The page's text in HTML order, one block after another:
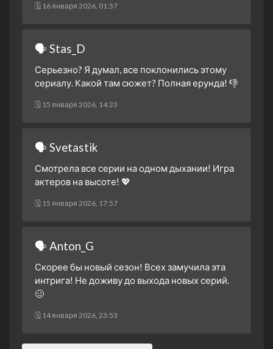
🗓 16 января 2026, 01:57
🗣 Stas_D
Серьезно? Я думал, все поклонились этому
сериалу. Какой там сюжет? Полная ерунда! 👎
🗓 15 января 2026, 14:23
🗣 Svetastik
Смотрела все серии на одном дыхании! Игра
актеров на высоте! 💖
🗓 15 января 2026, 17:57
🗣 Anton_G
Скорее бы новый сезон! Всех замучила эта
интрига! Не доживу до выхода новых серий.
🥴
🗓 14 января 2026, 23:53